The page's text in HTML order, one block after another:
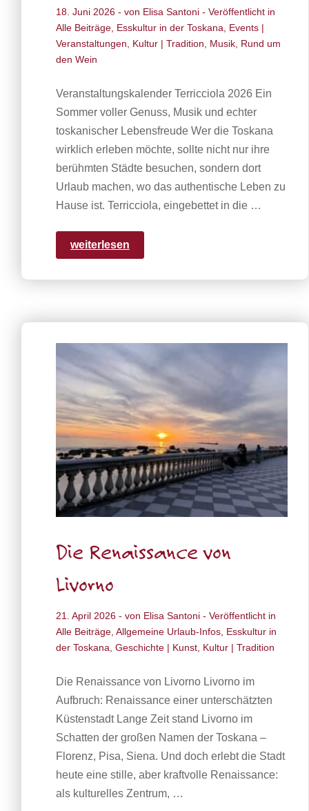
18. Juni 2026 - von Elisa Santoni - Veröffentlicht in
Alle Beiträge, Esskultur in der Toskana, Events |
Veranstaltungen, Kultur | Tradition, Musik, Rund um
den Wein
Veranstaltungskalender Terricciola 2026 Ein
Sommer voller Genuss, Musik und echter
toskanischer Lebensfreude Wer die Toskana
wirklich erleben möchte, sollte nicht nur ihre
berühmten Städte besuchen, sondern dort
Urlaub machen, wo das authentische Leben zu
Hause ist. Terricciola, eingebettet in die …
weiterlesen
Die Renaissance von
Livorno
21. April 2026 - von Elisa Santoni - Veröffentlicht in
Alle Beiträge, Allgemeine Urlaub-Infos, Esskultur in
der Toskana, Geschichte | Kunst, Kultur | Tradition
Die Renaissance von Livorno Livorno im
Aufbruch: Renaissance einer unterschätzten
Küstenstadt Lange Zeit stand Livorno im
Schatten der großen Namen der Toskana –
Florenz, Pisa, Siena. Und doch erlebt die Stadt
heute eine stille, aber kraftvolle Renaissance:
als kulturelles Zentrum, …